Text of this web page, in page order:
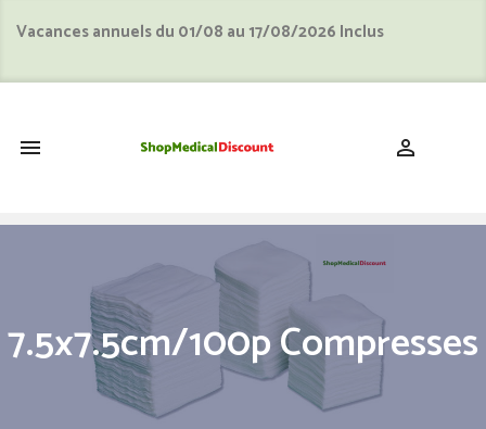
Vacances annuels du 01/08 au 17/08/2026 Inclus
 
7.5x7.5cm/100p Compresses